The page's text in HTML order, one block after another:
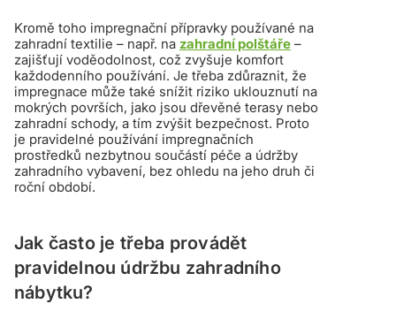
Kromě toho impregnační přípravky používané na
zahradní textilie – např. na zahradní polštáře –
zajišťují voděodolnost, což zvyšuje komfort
každodenního používání. Je třeba zdůraznit, že
impregnace může také snížit riziko uklouznutí na
mokrých površích, jako jsou dřevěné terasy nebo
zahradní schody, a tím zvýšit bezpečnost. Proto
je pravidelné používání impregnačních
prostředků nezbytnou součástí péče a údržby
zahradního vybavení, bez ohledu na jeho druh či
roční období.
Jak často je třeba provádět
pravidelnou údržbu zahradního
nábytku?